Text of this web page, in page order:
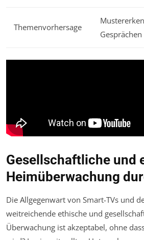
Themenvorhersage
Gesprächen
Gesellschaftliche und
Heimüberwachung
Die Allgegenwart von Smart-TVs und
weitreichende ethische und
Überwachung ist akzeptabel, ohne